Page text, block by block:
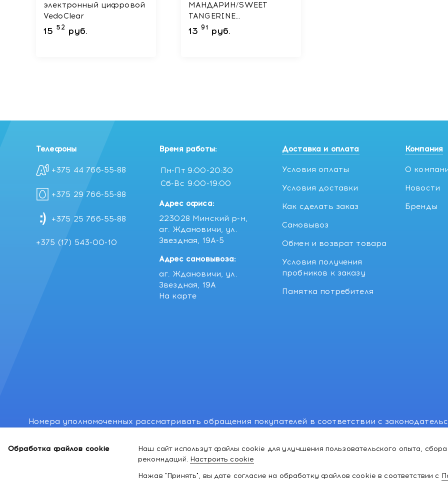
электронный цифровой
VedoClear
15 52 руб.
МАНДАРИН/SWEET
TANGERINE
Натуральная зубная
паста для детей 6-11 лет
13 91 руб.
Обработка файлов cookie
Наш сайт использут файлы cookie для улучшения пользовательского опыта,
рекомндаций. Настроить cookie
Нажав "Принять", вы дате согласие на обработку файлов cookie в соответствии с
Телефоны
+375 44 766-55-88
+375 29 766-55-88
+375 25 766-55-88
+375 (17) 543-00-10
Время работы:
Пн-Пт 9:00-20:30
Сб-Вс 9:00-19:00
Адрес офиса:
223028 Минский р-н,
аг. Ждановичи, ул.
Звездная, 19А-5
Адрес самовывоза:
аг. Ждановичи, ул.
Звездная, 19А
На карте
Доставка и оплата
Условия оплаты
Условия доставки
Как сделать заказ
Самовывоз
Обмен и возврат товара
Условия получения
пробников к заказу
Памятка потребителя
Компания
О
Новости
Бренды
Номера уполномоченных рассматривать обращения покупателей в соответствии с
Номер и адрес электронной почты лица, уполномоченного рассматривать обращения
законодательством о защите прав потребителей:766-55-88 (для всех мобильных операторов),